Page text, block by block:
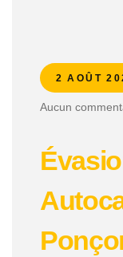
2 AOÛT
Aucun